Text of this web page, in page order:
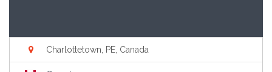
Charlottetown, PE, Canada